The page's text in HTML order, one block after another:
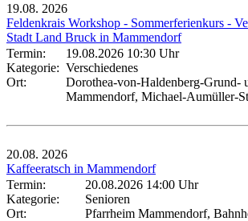
19.08. 2026
Feldenkrais Workshop - Sommerferienkurs -
Stadt Land Bruck in Mammendorf
Termin:
19.08.2026 10:30 Uhr
Kategorie: Verschiedenes
Ort:
Dorothea-von-Haldenberg-Grund-
Mammendorf, Michael-Aumüller-
20.08. 2026
Kaffeeratsch in Mammendorf
Termin:
20.08.2026 14:00 Uhr
Kategorie:
Senioren
Ort:
Pfarrheim Mammendorf,